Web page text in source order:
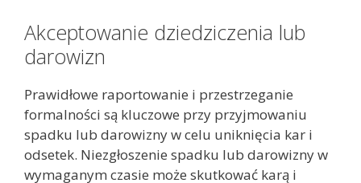
Akceptowanie dziedziczenia lub
darowizn
Prawidłowe raportowanie i przestrzeganie
formalności są kluczowe przy przyjmowaniu
spadku lub darowizny w celu uniknięcia kar i
odsetek. Niezgłoszenie spadku lub darowizny w
wymaganym czasie może skutkować karą i